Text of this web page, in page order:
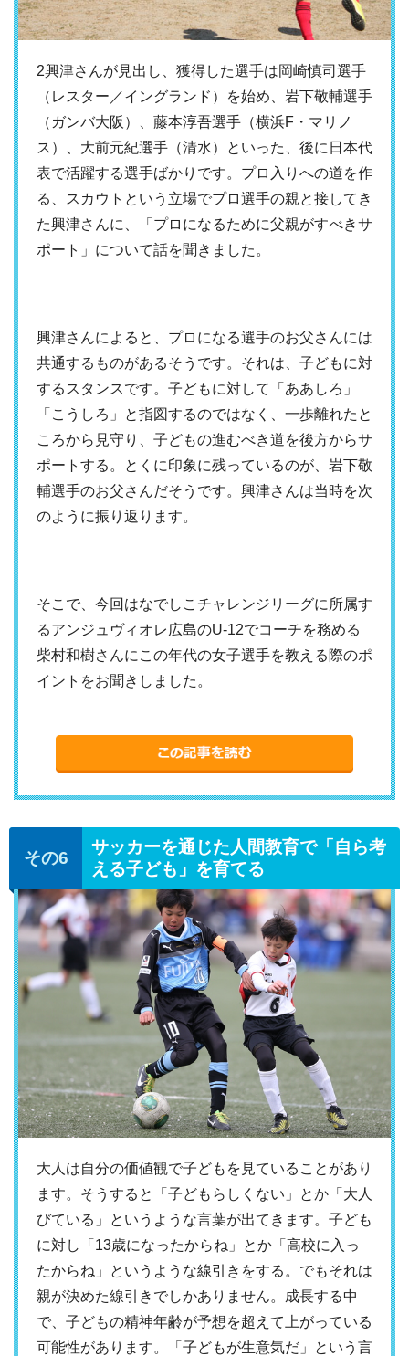
2興津さんが見出し、獲得した選手は岡崎慎司選手
（レスター／イングランド）を始め、岩下敬輔選手
（ガンバ大阪）、藤本淳吾選手（横浜F・マリノ
ス）、大前元紀選手（清水）といった、後に日本代
表で活躍する選手ばかりです。プロ入りへの道を作
る、スカウトという立場でプロ選手の親と接してき
た興津さんに、「プロになるために父親がすべきサ
ポート」について話を聞きました。
興津さんによると、プロになる選手のお父さんには
共通するものがあるそうです。それは、子どもに対
するスタンスです。子どもに対して「ああしろ」
「こうしろ」と指図するのではなく、一歩離れたと
ころから見守り、子どもの進むべき道を後方からサ
ポートする。とくに印象に残っているのが、岩下敬
輔選手のお父さんだそうです。興津さんは当時を次
のように振り返ります。
そこで、今回はなでしこチャレンジリーグに所属す
るアンジュヴィオレ広島のU-12でコーチを務める
柴村和樹さんにこの年代の女子選手を教える際のポ
イントをお聞きしました。
サッカーを通じた人間教育で「自ら考
える子ども」を育てる
大人は自分の価値観で子どもを見ていることがあり
ます。そうすると「子どもらしくない」とか「大人
びている」というような言葉が出てきます。子ども
に対し「13歳になったからね」とか「高校に入っ
たからね」というような線引きをする。でもそれは
親が決めた線引きでしかありません。成長する中
で、子どもの精神年齢が予想を超えて上がっている
可能性があります。「子どもが生意気だ」という言